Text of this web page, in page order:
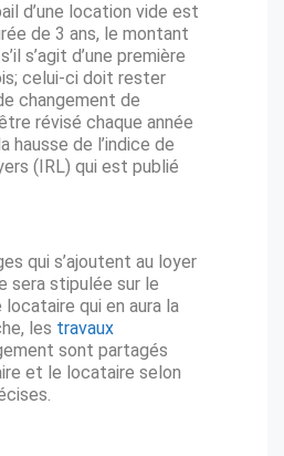
d’une location vide est
de 3 ans, le montant
s’agit d’une première
celui-ci doit rester
changement de
révisé chaque année
hausse de l’indice de
(IRL) qui est publié
qui s’ajoutent au loyer
sera stipulée sur le
locataire qui en aura la
les travaux
sont partagés
et le locataire selon